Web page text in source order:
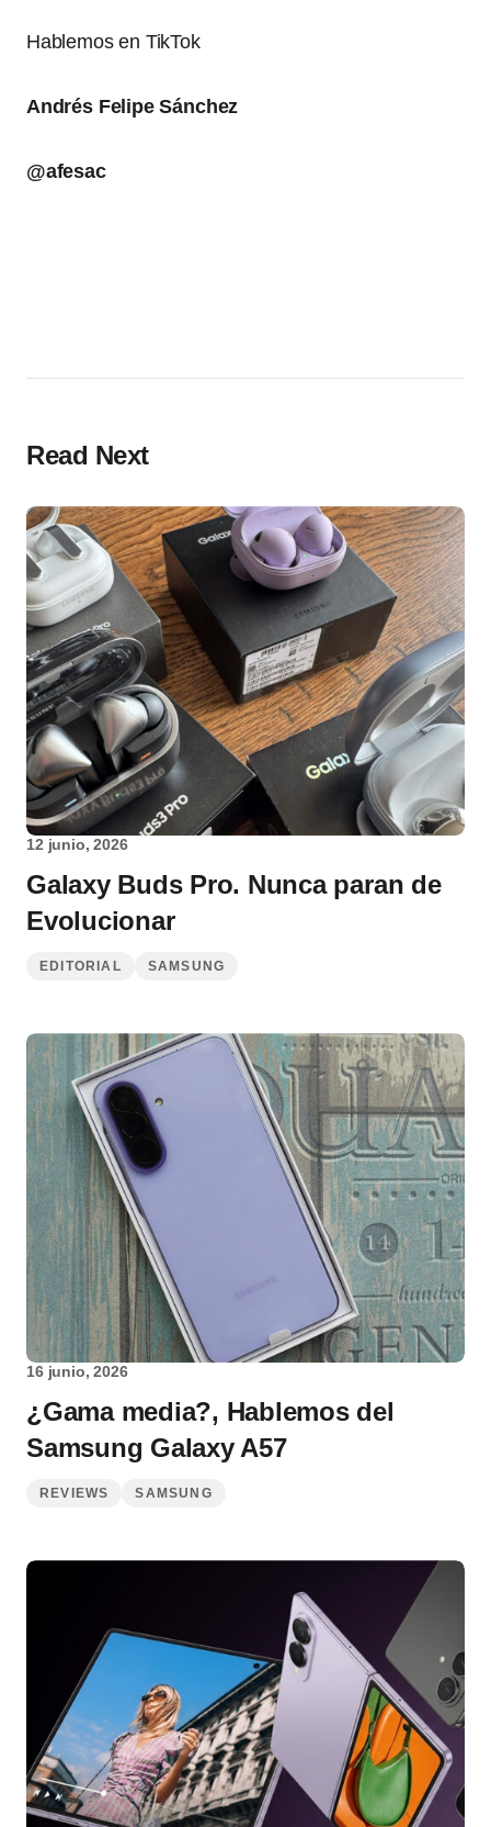
Hablemos en TikTok
Andrés Felipe Sánchez
@afesac
Read Next
12 junio, 2026
Galaxy Buds Pro. Nunca paran de
Evolucionar
EDITORIAL SAMSUNG
16 junio, 2026
¿Gama media?, Hablemos del
Samsung Galaxy A57
REVIEWS SAMSUNG